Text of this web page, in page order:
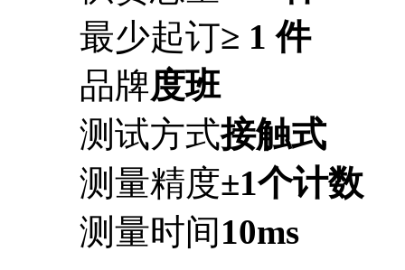
最少起订≥ 1 件
品牌度班
测试方式接触式
测量精度±1个计数
测量时间10ms